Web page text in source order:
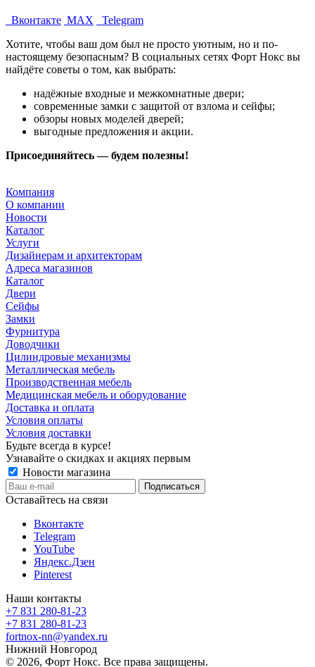
Вконтакте MAX
Telegram
Хотите, чтобы ваш дом был не просто уютным, но и по-
настоящему безопасным? В социальных сетях Форт Нокс вы
найдёте советы о том, как выбрать:
надёжные входные и межкомнатные двери;
современные замки с защитой от взлома и сейфы;
обзоры новых моделей дверей;
выгодные предложения и акции.
Присоединяйтесь — будем полезны!
Компания
О компании
Новости
Каталог
Услуги
Дизайнерам и архитекторам
Адреса магазинов
Каталог
Двери
Сейфы
Замки
Фурнитура
Доводчики
Цилиндровые механизмы
Металлическая мебель
Производственная мебель
Медицинская мебель и оборудование
Доставка и оплата
Условия оплаты
Условия доставки
Будьте всегда в курсе!
Узнавайте о скидках и акциях первым
Новости магазина
Оставайтесь на связи
Вконтакте
Telegram
YouTube
Яндекс.Дзен
Pinterest
Наши контакты
+7 831 280-81-23
+7 831 280-81-23
fortnox-nn@yandex.ru
Нижний Новгород
© 2026, Форт Нокс. Все права защищены.